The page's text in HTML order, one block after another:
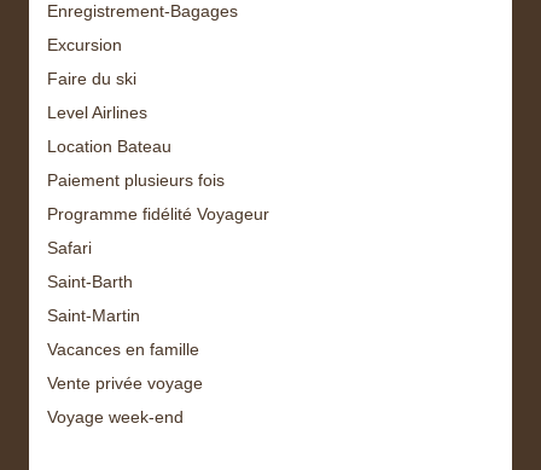
Enregistrement-Bagages
Excursion
Faire du ski
Level Airlines
Location Bateau
Paiement plusieurs fois
Programme fidélité Voyageur
Safari
Saint-Barth
Saint-Martin
Vacances en famille
Vente privée voyage
Voyage week-end